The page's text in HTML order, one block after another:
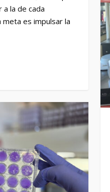
la de cada
es impulsar la